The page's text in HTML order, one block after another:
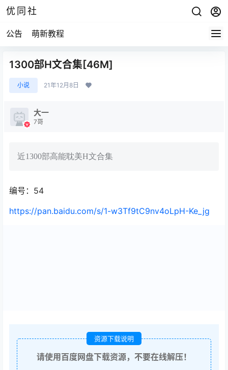
优同社
公告 萌新教程
1300部H文合集[46M]
小说 21年12月8日
大一
7哥
近1300部高能耽美H文合集
编号：54
https://pan.baidu.com/s/1-w3Tf9tC9nv4oLpH-Ke_jg
资源下载说明
请使用百度网盘下载资源，不要在线解压！